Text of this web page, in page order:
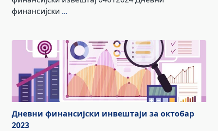
финансијски ...
Дневни финансијски инвештаји за октобар
2023